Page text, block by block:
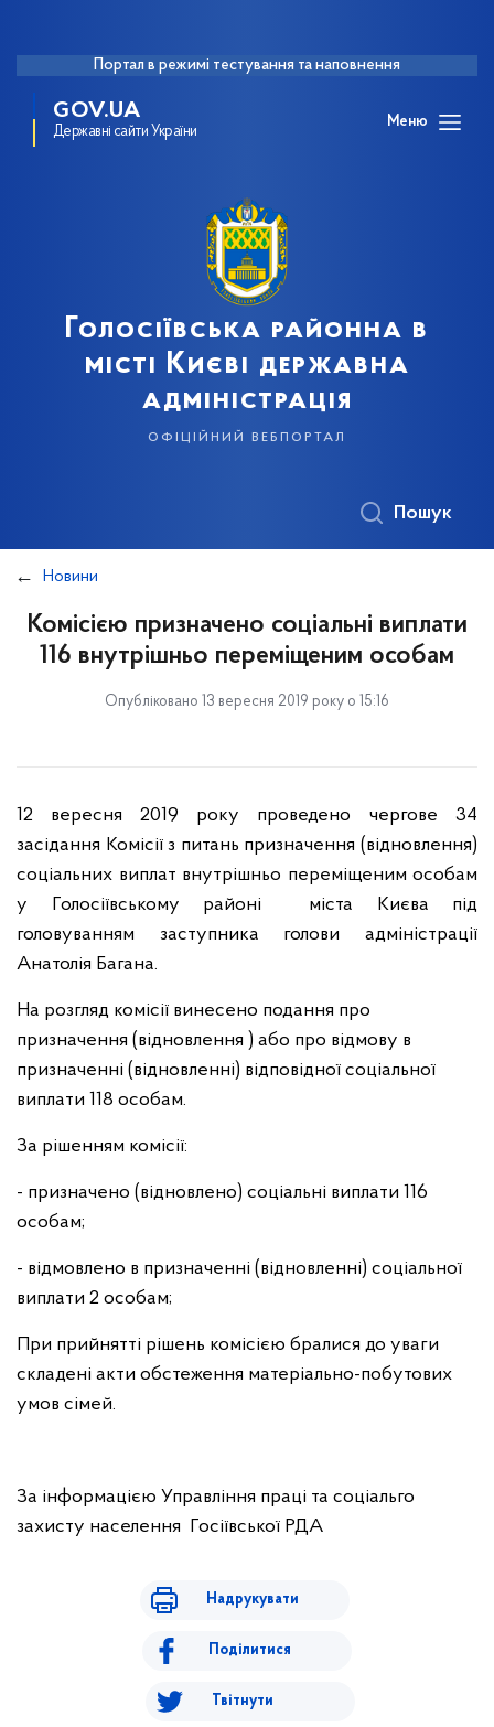
Портал в режимі тестування та наповнення
GOV.UA
Державні сайти України
Меню
Голосіївська районна в
місті Києві державна
адміністрація
офіційний вебпортал
Пошук
Новини
Комісією призначено соціальні виплати
116 внутрішньо переміщеним особам
Опубліковано 13 вересня 2019 року о 15:16
12 вересня 2019 року проведено чергове 34
засідання Комісії з питань призначення (відновлення)
соціальних виплат внутрішньо переміщеним особам
у Голосіївському районі міста Києва під
головуванням заступника голови адміністрації
Анатолія Багана.
На розгляд комісії винесено подання про
призначення (відновлення ) або про відмову в
призначенні (відновленні) відповідної соціальної
виплати 118 особам.
За рішенням комісії:
- призначено (відновлено) соціальні виплати 116
особам;
- відмовлено в призначенні (відновленні) соціальної
виплати 2 особам;
При прийнятті рішень комісією бралися до уваги
складені акти обстеження матеріально-побутових
умов сімей.
За інформацією Управління праці та соціальго
захисту населення Госіївської РДА
Надрукувати
Поділитися
Твітнути